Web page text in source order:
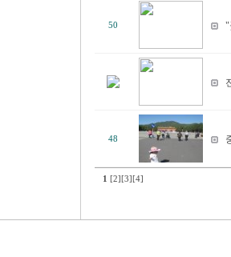
50 "
48
1 [2] [3] [4]